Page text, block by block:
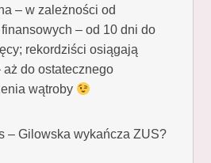
– w zależności od
– od 10 dni do
rekordziści osiągają
aż do ostatecznego
wątroby
– Gilowska wykańcza ZUS?